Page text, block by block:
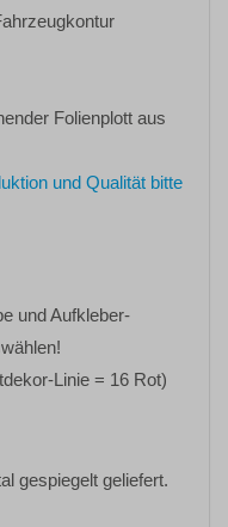
Folienplott aus
und Qualität bitte
undAufkleber-
Linie = 16 Rot)
gespiegelt geliefert.